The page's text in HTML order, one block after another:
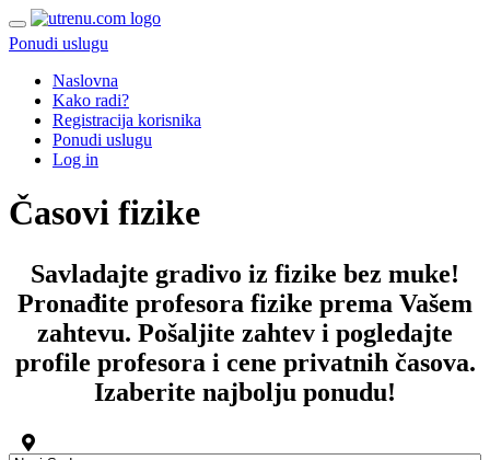
Ponudi uslugu
Naslovna
Kako radi?
Registracija korisnika
Ponudi uslugu
Log in
Časovi fizike
Savladajte gradivo iz fizike bez muke!
Pronađite profesora fizike prema Vašem
zahtevu. Pošaljite zahtev i pogledajte
profile profesora icene privatnih časova.
Izaberite najbolju ponudu!